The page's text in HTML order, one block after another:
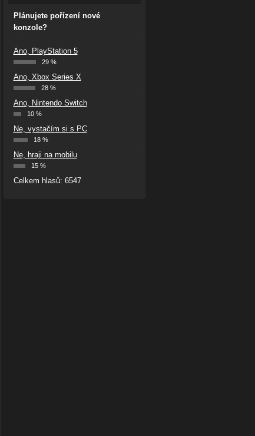
Plánujete pořízení nové
konzole?
Ano, PlayStation 5
29 %
Ano, Xbox Series X
28 %
Ano, Nintendo Switch
10 %
Ne, vystačím si s PC
18 %
Ne, hraji na mobilu
15 %
Celkem hlasů: 6547